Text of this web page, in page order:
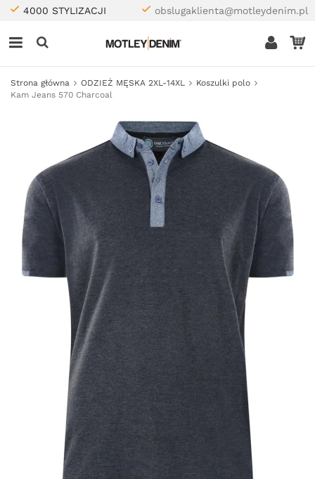
4000 STYLIZACJI obslugaklienta@motleydenim.pl
Strona główna ODZIEŻ MĘSKA 2XL-14XL
Koszulki polo
Kam Jeans 570 Charcoal